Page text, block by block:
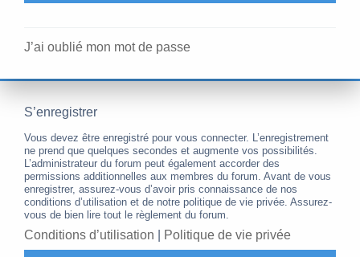
J’ai oublié mon mot de passe
S’enregistrer
Vous devez être enregistré pour vous connecter. L’enregistrement
ne prend que quelques secondes et augmente vos possibilités.
L’administrateur du forum peut également accorder des
permissions additionnelles aux membres du forum. Avant de vous
enregistrer, assurez-vous d’avoir pris connaissance de nos
conditions d’utilisation et de notre politique de vie privée. Assurez-
vous de bien lire tout le règlement du forum.
Conditions d’utilisation Politique de vie privée